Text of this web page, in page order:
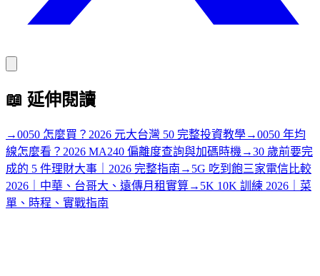
📖 延伸閱讀
→0050 怎麼買？2026 元大台灣 50 完整投資教學→0050 年均
線怎麼看？2026 MA240 偏離度查詢與加碼時機 →30 歲前要完
成的 5 件理財大事｜2026 完整指南 → 5G 吃到飽三家電信比較
2026｜中華、台哥大、遠傳月租實算→ 5K 10K 訓練 2026｜菜
單、時程、實戰指南